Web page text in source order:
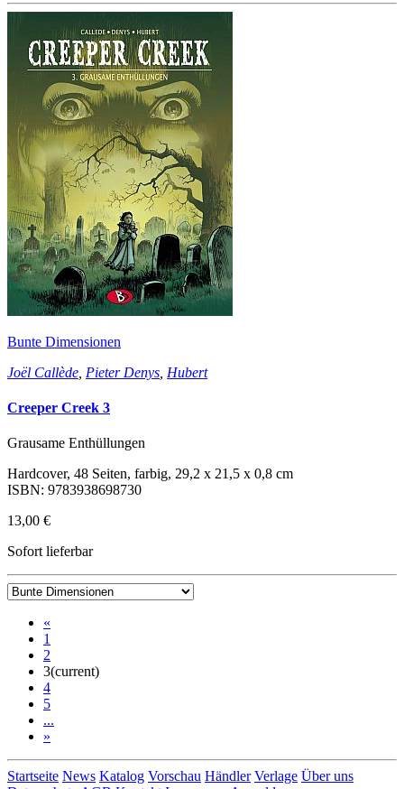
Bunte Dimensionen
Joël Callède Pieter Denys Hubert
Creeper Creek 3
Grausame Enthüllungen
Hardcover, 48 Seiten, farbig, 29,2 x 21,5 x 0,8 cm
ISBN: 9783938698730
13,00 €
Sofort lieferbar
«
1
2
3(current)
4
5
...
»
Startseite News Katalog Vorschau Händler Verlage Über uns